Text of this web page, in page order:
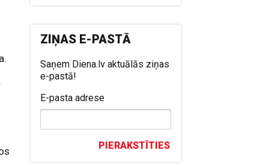
ZIŅAS E-PASTĀ
Saņem Diena.lv aktuālās ziņas
e-pastā!
E-pasta adrese
PIERAKSTĪTIES